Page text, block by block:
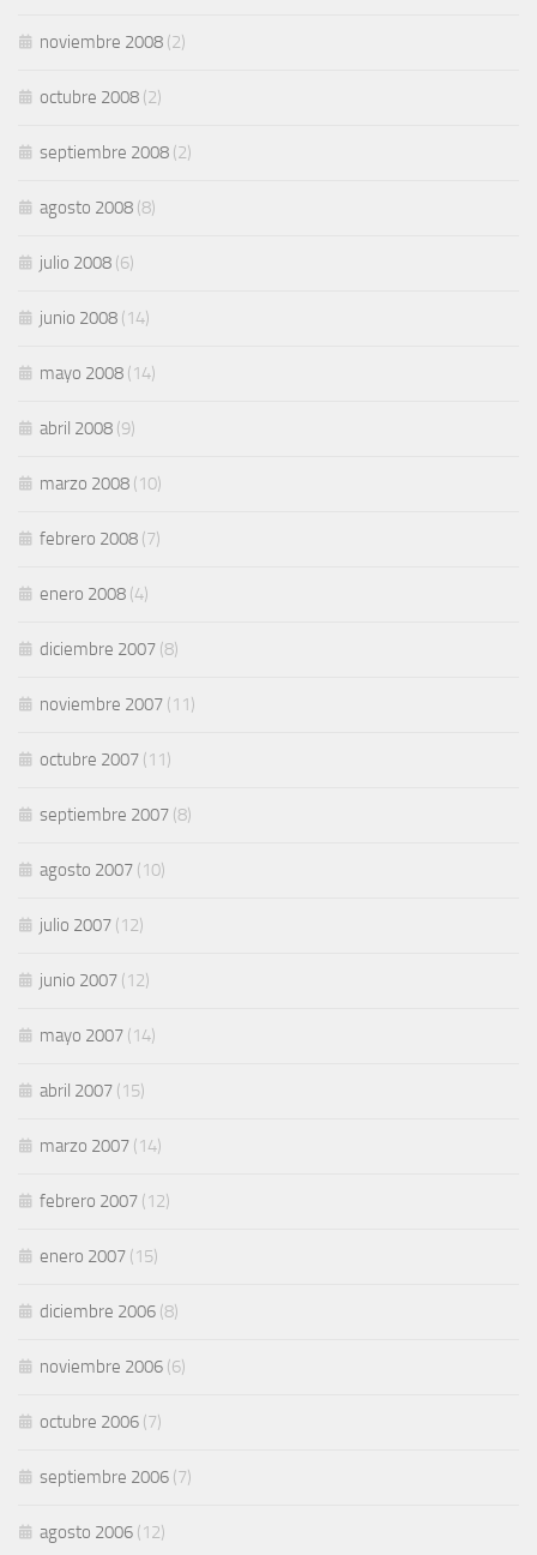
noviembre 2008 (2)
octubre 2008 (2)
septiembre 2008 (2)
agosto 2008 (8)
julio 2008 (6)
junio 2008 (14)
mayo 2008 (14)
abril 2008 (9)
marzo 2008 (10)
febrero 2008 (7)
enero 2008 (4)
diciembre 2007 (8)
noviembre 2007 (11)
octubre 2007 (11)
septiembre 2007 (8)
agosto 2007 (10)
julio 2007 (12)
junio 2007 (12)
mayo 2007 (14)
abril 2007 (15)
marzo 2007 (14)
febrero 2007 (12)
enero 2007 (15)
diciembre 2006 (8)
noviembre 2006 (6)
octubre 2006 (7)
septiembre 2006 (7)
agosto 2006 (12)